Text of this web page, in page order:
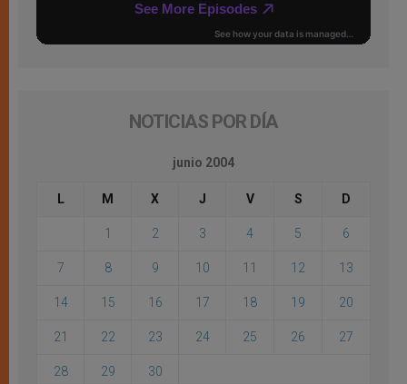
NOTICIAS POR DÍA
junio 2004
L M X J V S D
1 2 3 4 5 6
7 8 9 10 11 12 13
14 15 16 17 18 19 20
21 22 23 24 25 26 27
28 29 30